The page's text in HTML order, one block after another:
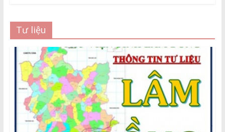
Tư liệu